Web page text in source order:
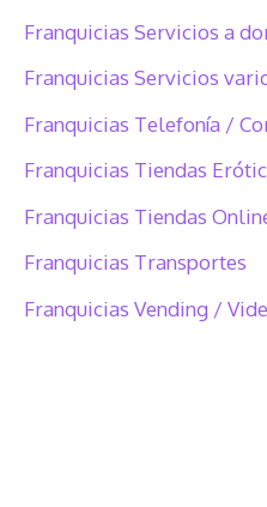
Franquicias Servicios a
Franquicias Servicios
Franquicias Telefonía /
Franquicias Tiendas
Franquicias Tiendas
Franquicias Transportes
Franquicias Vending /